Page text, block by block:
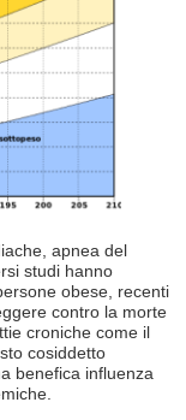
apnea del
studi hanno
obese, recenti
contro la morte
croniche come il
cosiddetto
benefica influenza